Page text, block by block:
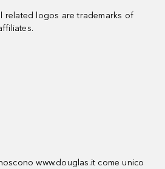
related logos are trademarks of
www.douglas.it come unico